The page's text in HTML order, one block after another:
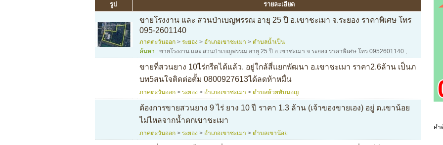
รูป รายละเอียด
ขายโรงงาน และ สวนป่าเบญพรรณ อายุ 25 ปี อ.เขาชะเมา จ.ระยอง ราคาพิเศษ โทร
095-2601140
ภาคตะวันออก > ระยอง > อำเภอเขาชะเมา > ตำบลน้ำเป็น
ค้นหา : ขายโรงงาน และ สวนป่าเบญพรรณ อายุ 25 ปี อ.เขาชะเมา จ.ระยอง ราคาพิเศษ โทร 0952601140 ,
ขายที่สวนยาง 10ไร่กรีดได้แล้ว. อยู่ใกล้สี่แยกพัฒนา อ.เขาชะเมา ราคา2.6ล้าน เป็นภ
บท5สนใจติดต่อตั้ม 0800927613ได้ลดห้าหมื่น
ภาคตะวันออก > ระยอง > อำเภอเขาชะเมา > ตำบลห้วยทับมอญ
ต้องการขายสวนยาง 9 ไร่ ยาง 10 ปี ราคา 1.3 ล้าน (เจ้าของขายเอง) อยู่ ต.เขาน้อย
ไม่ไหลจากน้ำตกเขาชะเมา
ภาคตะวันออก > ระยอง > อำเภอเขาชะเมา > ตำบลเขาน้อย
คำ